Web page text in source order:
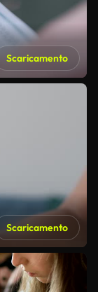
Scaricamento
Scaricamento